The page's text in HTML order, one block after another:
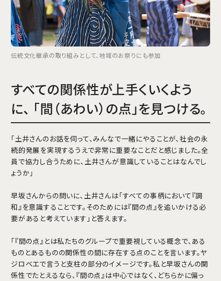
伝統文化継承の取り組みとして、地域のお祭りにも参加
すべての関係性が上手くいくよう
に、 「間（あわい）の点」を見つける。
「土井さんのお話を伺って、みんなで一緒にやることが、社会の永
続的発展を実現するうえで非常に重要なことだと感じました。全
員で協力し合うために、土井さんが意識していることはなんでし
ょうか」
早坂さんからの問いに、土井さんは「すべての事柄において『調
和』を意識することです。そのためには『間の点』を追いかける必
要があると考えています」と答えます。
「『間の点』とは私たちのグループで重要視している概念で、ある
ものとあるものの関係性の間に存在する点のことを言います。ヤ
ジロベエで言うと支柱の部分のイメージです。私と早坂さんの関
係性でたとえるなら、『間の点』は中心ではなく、どちらかに偏っ